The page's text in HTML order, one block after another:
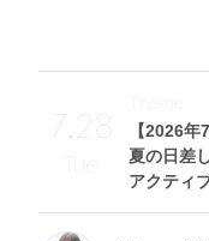
7.28
Tue
【2026年
夏の日差
アクティ
Theme